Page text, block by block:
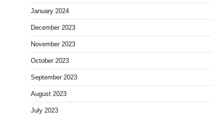
January 2024
December 2023
November 2023
October 2023
September 2023
August 2023
July 2023